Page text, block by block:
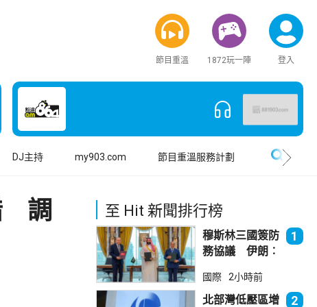
節目重溫 1872玩一陣 登入
DJ主持 my903.com 節目重溫服務計劃
調
至 Hit 新聞排行榜
穆斯林三國簽防
務協議 伊朗︰
安全
1
國際 2小時前
北部灣低壓區增 2